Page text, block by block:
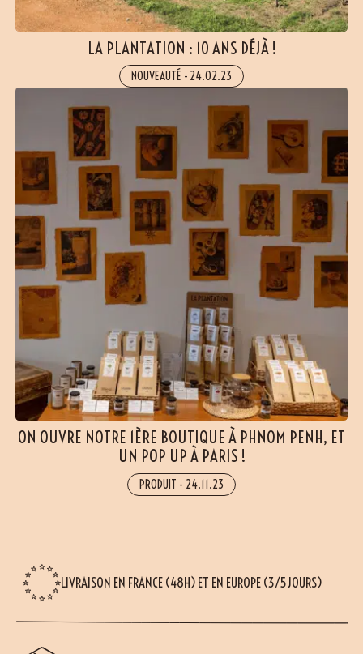
LA PLANTATION : 10 ANS DÉJÀ !
NOUVEAUTÉ - 24.02.23
ON OUVRE NOTRE 1ÈRE BOUTIQUE À PHNOM PENH, ET
UN POP UP À PARIS !
PRODUIT - 24.11.23
LIVRAISON EN FRANCE (48H) ET EN EUROPE (3/5 JOURS)